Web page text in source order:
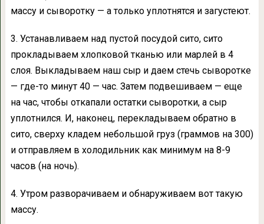
массу и сыворотку — а только уплотнятся и загустеют.
3. Устанавливаем над пустой посудой сито, сито
прокладываем хлопковой тканью или марлей в 4
слоя. Выкладываем наш сыр и даем стечь сыворотке
— где-то минут 40 — час. Затем подвешиваем — еще
на час, чтобы откапали остатки сыворотки, а сыр
уплотнился. И, наконец, перекладываем обратно в
сито, сверху кладем небольшой груз (граммов на 300)
и отправляем в холодильник как минимум на 8-9
часов (на ночь).
4. Утром разворачиваем и обнаруживаем вот такую
массу.